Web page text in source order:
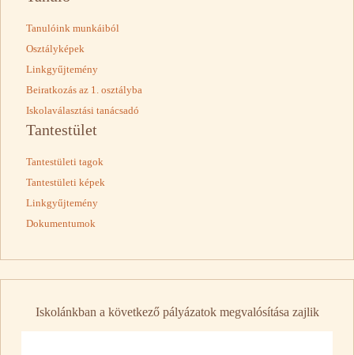
Tanulóink munkáiból
Osztályképek
Linkgyűjtemény
Beiratkozás az 1. osztályba
Iskolaválasztási tanácsadó
Tantestület
Tantestületi tagok
Tantestületi képek
Linkgyűjtemény
Dokumentumok
Iskolánkban a következő pályázatok megvalósítása zajlik